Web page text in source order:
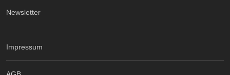
Newsletter
Impressum